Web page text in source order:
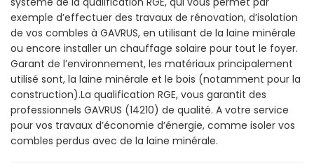
exemple d’effectuer des travaux de rénovation, d’isolation
de vos combles à GAVRUS, en utilisant de la laine minérale
ou encore installer un chauffage solaire pour tout le foyer.
Garant de l’environnement, les matériaux principalement
utilisé sont, la laine minérale et le bois (notamment pour la
construction).La qualification RGE, vous garantit des
professionnels GAVRUS (14210) de qualité. A votre service
pour vos travaux d’économie d’énergie, comme isoler vos
combles perdus avec de la laine minérale.